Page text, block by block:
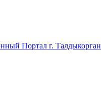
Портал г. Талдыкорган